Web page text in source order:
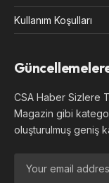
Kullanım Koşulları
CSA Haber Sizlere
Magazin gibi
oluşturulmuş geniş